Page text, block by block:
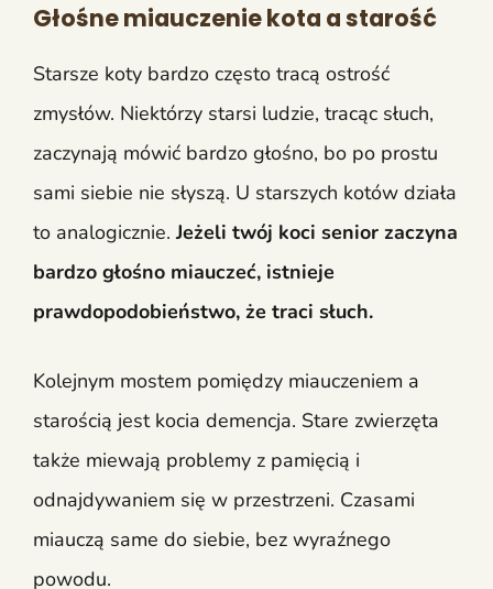
Głośne miauczenie kota a starość
Starsze koty bardzo często tracą ostrość
zmysłów. Niektórzy starsi ludzie, tracąc słuch,
zaczynają mówić bardzo głośno, bo po prostu
sami siebie nie słyszą. U starszych kotów działa
to analogicznie.Jeżeli twój koci senior zaczyna
bardzo głośno miauczeć, istnieje
prawdopodobieństwo, że traci słuch.
Kolejnym mostem pomiędzy miauczeniem a
starością jest kocia demencja. Stare zwierzęta
także miewają problemy z pamięcią i
odnajdywaniem się w przestrzeni. Czasami
miauczą same do siebie, bez wyraźnego
powodu.